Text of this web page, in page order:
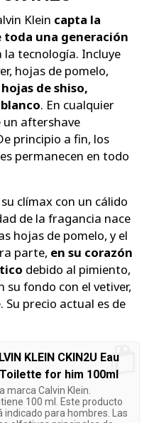
Klein capta la
toda una generación
la tecnología. Incluye
hojas de pomelo,
de shiso,
. En cualquier
un aftershave
principio a fin, los
permanecen en todo
clímax con un cálido
de la fragancia nace
hojas de pomelo, y el
parte, en su corazón
debido al pimiento,
su fondo con el vetiver,
Su precio actual es de
KLEIN CKIN2U Eau
for him 100ml
marca Calvin Klein.
100 ml. Este producto
indicado para hombres. Las